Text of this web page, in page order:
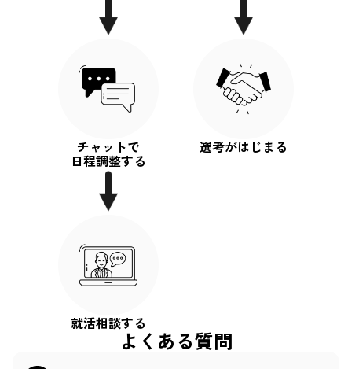
チャットで
日程調整する
選考がはじまる
就活相談する
よくある質問